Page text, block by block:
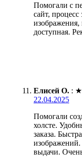
Помогали с
сайт, процесс
изображения,
доступная.
Елисей О. : ★
22.04.2025
Помогали
холсте.
заказа.
выдачи.